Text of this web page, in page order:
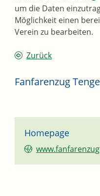
um die Daten
Möglichkeit einen
Verein zu bearbeiten.
Zurück
Fanfarenzug
Homepage